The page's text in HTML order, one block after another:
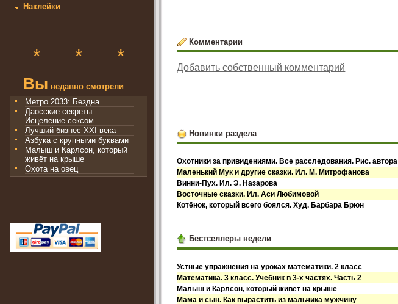
Наклейки
* * *
Вы недавно смотрели
Метро 2033: Бездна
Даосские секреты.
Исцеление сексом
Лучший бизнес XXI века
Азбука с крупными буквами
Малыш и Карлсон, который
живёт на крыше
Охота на овец
Комментарии
Добавить собственный комментарий
Новинки раздела
Охотники за привидениями. Все расследования. Рис. автора
Маленький Мук и другие сказки. Ил. М. Митрофанова
Винни-Пух. Ил. Э. Назарова
Восточные сказки. Ил. Аси Любимовой
Котёнок, который всего боялся. Худ. Барбара Брюн
Бестселлеры недели
Устные упражнения на уроках математики. 2 класс
Математика. 3 класс. Учебник в 3-х частях. Часть 2
Малыш и Карлсон, который живёт на крыше
Мама и сын. Как вырастить из мальчика мужчину